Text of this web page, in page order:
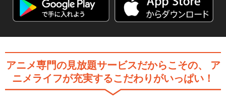
アニメ専門の見放題サービスだからこその、
ア
ニメライフが充実するこだわりがいっぱい！